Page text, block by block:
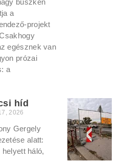
büszkén
a
projekt
egésznek van
prózai
a
híd
2026
Gergely
alatt:
háló,